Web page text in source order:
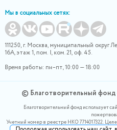
Мы в социальных сетях:
111250, г. Москва, муниципальный округ
16А, этаж 1, пом. I, ком. 21, оф. 45.
Время работы: пн–пт, 10:00 — 18:00
© Благотворительный фонд
Благотворительный фонд использует
Учетный номер в реестре НКО 7714017322.